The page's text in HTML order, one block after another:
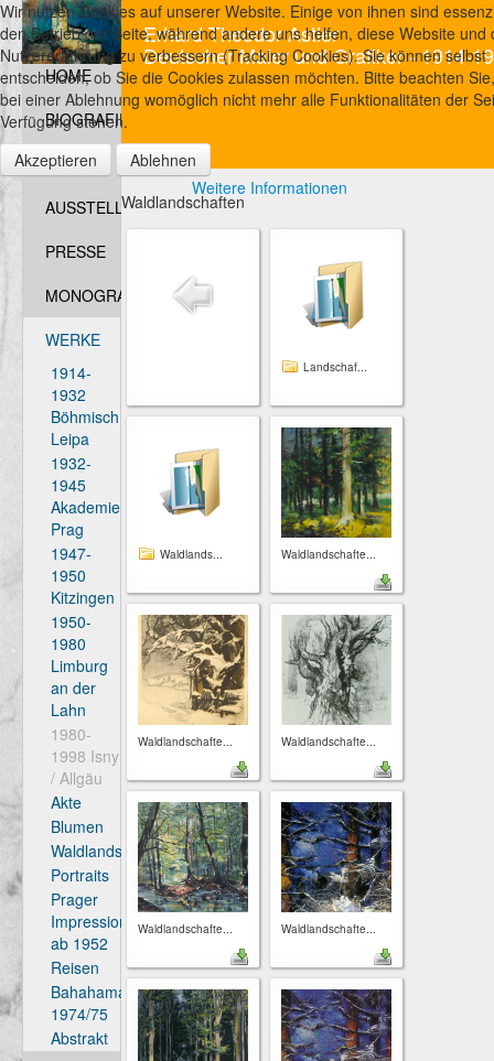
HOME
BIOGRAFIE
FOTOS
AUSSTELLUNGEN
PRESSE
MONOGRAFIEN
WERKE
1914-
1932
Böhmisch
Leipa
1932-
1945
Akademie
Prag
1947-
1950
Kitzingen
1950-
1980
Limburg
an der
Lahn
1980-
1998 Isny
/ Allgäu
Akte
Blumen
Waldlandschaften
Portraits
Prager
Impressionen
ab 1952
Reisen
Bahahamas
1974/75
Abstrakt
Erhard Theodor Astler
Deutscher Maler und Grafiker - 1914-
Waldlandschaften
Landschaf...
Waldlands... Waldlandschafte...
Waldlandschafte... Waldlandschafte...
Waldlandschafte... Waldlandschafte...
Wir nutzen Cookies auf unserer Website. Einige von ihnen sind
den Betrieb der Seite, während andere uns helfen, diese Website und
Nutzererfahrung zu verbessern (Tracking Cookies). Sie können selbst
entscheiden, ob Sie die Cookies zulassen möchten. Bitte beachten
bei einer Ablehnung womöglich nicht mehr alle Funktionalitäten der
Verfügung stehen.
Akzeptieren
Ablehnen
Weitere Informationen